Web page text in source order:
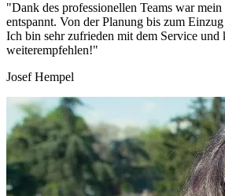
"Dank des professionellen Teams war
entspannt. Von der Planung bis zum
Ich bin sehr zufrieden mit dem Service und
weiterempfehlen!"
Josef Hempel